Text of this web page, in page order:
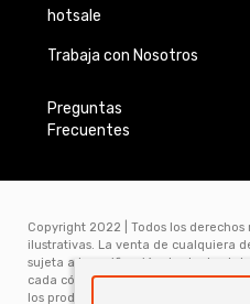
hotsale
Trabaja con Nosotros
Preguntas
Frecuentes
Copyright 2022 | Todos los derechos
ilustrativas. La venta de cualquiera
sujeta a la verificación de stock, el
cada código es de 5 unidades. Los
los productos publicados en